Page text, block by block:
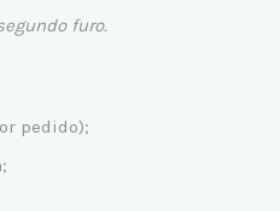
furo.
pedido);